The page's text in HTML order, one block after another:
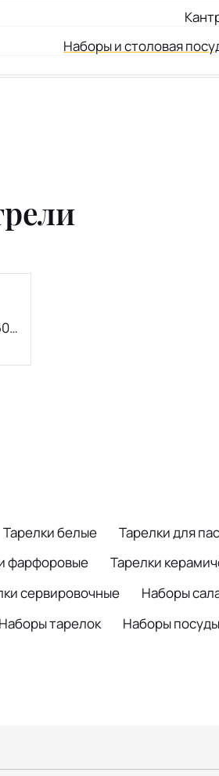
Наборы и столовая
Тарелки белые Тарелки для
фарфоровые Тарелки
сервировочные Наборы
Наборы тарелок Наборы посуды